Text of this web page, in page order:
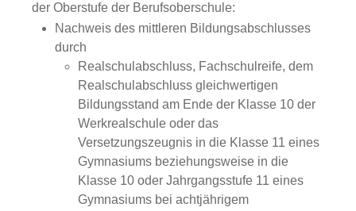
der Oberstufe der Berufsoberschule:
Nachweis des mittleren Bildungsabschlusses
durch
Realschulabschluss, Fachschulreife, dem
Realschulabschluss gleichwertigen
Bildungsstand am Ende der Klasse 10 der
Werkrealschule oder das
Versetzungszeugnis in die Klasse 11 eines
Gymnasiums beziehungsweise in die
Klasse 10 oder Jahrgangsstufe 11 eines
Gymnasiums bei achtjährigem